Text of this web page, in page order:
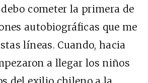
cometer la primera de
autobiográficas que me
líneas. Cuando, hacia
a llegar los niños